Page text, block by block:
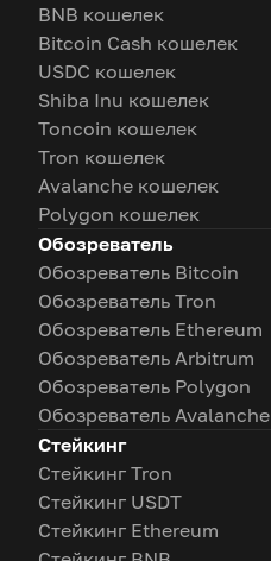
BNB кошелек
Bitcoin Cash кошелек
USDC кошелек
Shiba Inu кошелек
Toncoin кошелек
Tron кошелек
Avalanche кошелек
Polygon кошелек
Обозреватель
Обозреватель Bitcoin
Обозреватель Tron
Обозреватель Ethereum
Обозреватель Arbitrum
Обозреватель Polygon
Обозреватель Avalanche
Стейкинг
Стейкинг Tron
Стейкинг USDT
Стейкинг Ethereum